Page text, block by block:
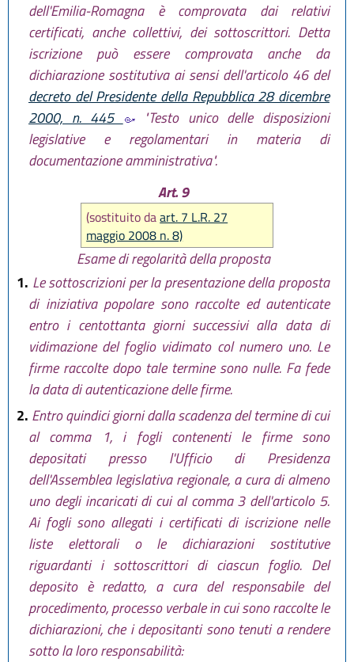
dell'Emilia-Romagna è comprovata dai relativi
certificati, anche collettivi, dei sottoscrittori. Detta
iscrizione può essere comprovata anche da
dichiarazione sostitutiva ai sensi dell'articolo 46 del
decreto del Presidente della Repubblica 28 dicembre
2000, n. 445
"Testo unico delle disposizioni
legislative e regolamentari in materia di
documentazione amministrativa".
Art. 9
(sostituito daart. 7 L.R. 27
maggio 2008 n. 8)
Esame di regolarità della proposta
1. Le sottoscrizioni per la presentazione della proposta
di iniziativa popolare sono raccolte ed autenticate
entro i centottanta giorni successivi alla data di
vidimazione del foglio vidimato col numero uno. Le
firme raccolte dopo tale termine sono nulle. Fa fede
la data di autenticazione delle firme.
2. Entro quindici giorni dalla scadenza del termine di cui
al comma 1, i fogli contenenti le firme sono
depositati presso l'Ufficio di Presidenza
dell'Assemblea legislativa regionale, a cura di almeno
uno degli incaricati di cui al comma 3 dell'articolo 5.
Ai fogli sono allegati i certificati di iscrizione nelle
liste elettorali o le dichiarazioni sostitutive
riguardanti i sottoscrittori di ciascun foglio. Del
deposito è redatto, a cura del responsabile del
procedimento, processo verbale in cui sono raccolte le
dichiarazioni, che i depositanti sono tenuti a rendere
sotto la loro responsabilità: